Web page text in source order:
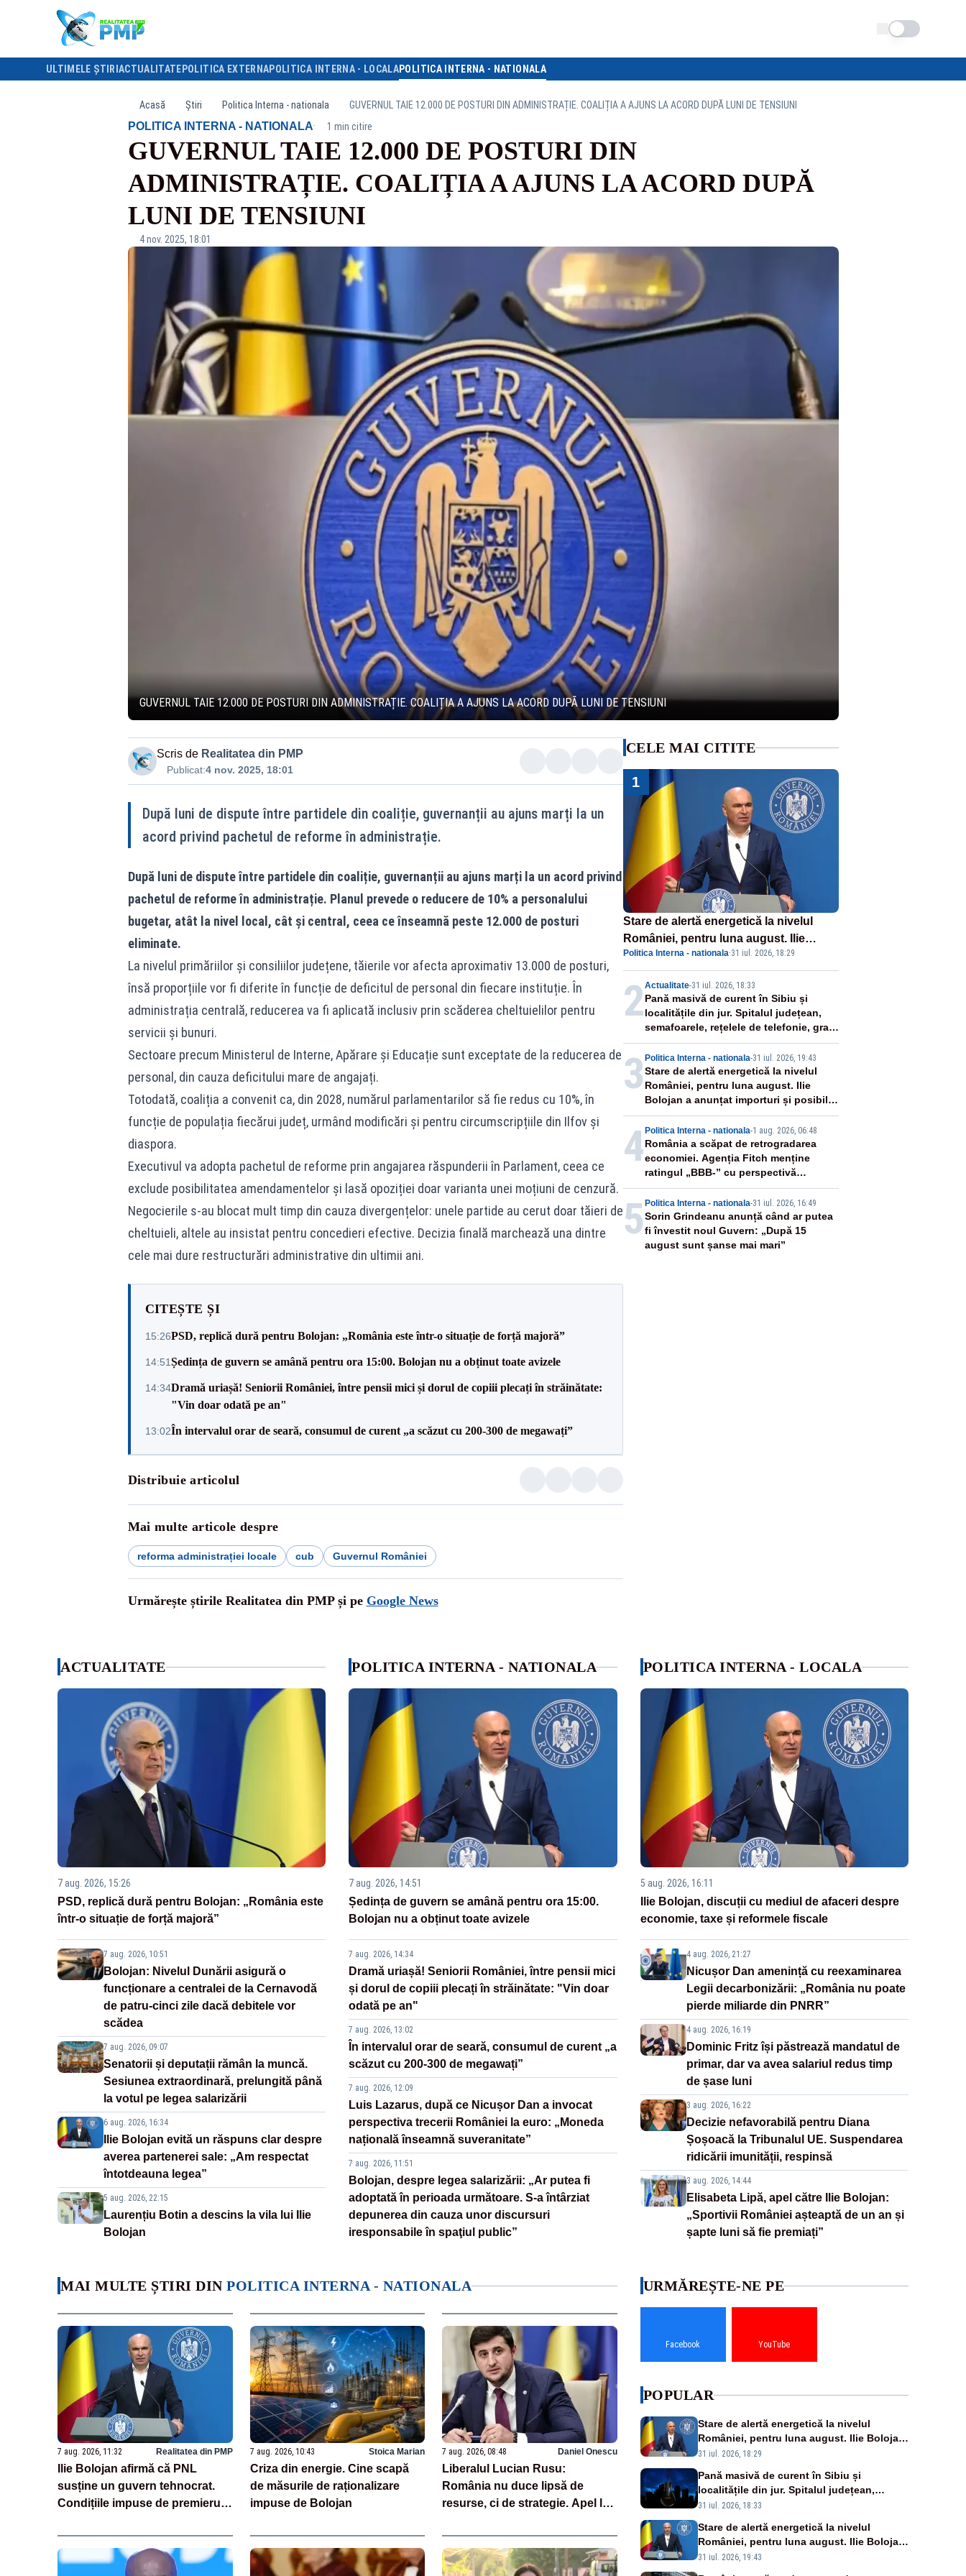
Schimba tema
ULTIMELE ȘTIRI ACTUALITATE POLITICA EXTERNAPOLITICA INTERNA - LOCALAPOLITICA INTERNA - NATIONALA
Acasă Știri Politica Interna - nationala GUVERNUL TAIE 12.000 DE POSTURI DIN ADMINISTRAȚIE. COALIȚIA A AJUNS LA ACORD DUPĂ LUNI DE TENSIUNI
POLITICA INTERNA - NATIONALA· 1 min citire
GUVERNUL TAIE 12.000 DE POSTURI DIN
ADMINISTRAȚIE. COALIȚIA A AJUNS LA ACORD DUPĂ
LUNI DE TENSIUNI
4 nov. 2025, 18:01
GUVERNUL TAIE 12.000 DE POSTURI DIN ADMINISTRAȚIE. COALIȚIA A AJUNS LA ACORD DUPĂ LUNI DE TENSIUNI
Scris de Realitatea din PMP
Publicat:4 nov. 2025, 18:01
După luni de dispute între partidele din coaliție, guvernanții au ajuns marți la un
acord privind pachetul de reforme în administrație.
După luni de dispute între partidele din coaliție, guvernanții au ajuns marți la un acord privind
pachetul de reforme în administrație. Planul prevede o reducere de 10% a personalului
bugetar, atât la nivel local, cât și central, ceea ce înseamnă peste 12.000 de posturi
eliminate.
La nivelul primăriilor și consiliilor județene, tăierile vor afecta aproximativ 13.000 de posturi,
însă proporțiile vor fi diferite în funcție de deficitul de personal din fiecare instituție. În
administrația centrală, reducerea va fi aplicată inclusiv prin scăderea cheltuielilor pentru
servicii și bunuri.
Sectoare precum Ministerul de Interne, Apărare și Educație sunt exceptate de la reducerea de
personal, din cauza deficitului mare de angajați.
Totodată, coaliția a convenit ca, din 2028, numărul parlamentarilor să fie redus cu 10%, în
funcție de populația fiecărui județ, urmând modificări și pentru circumscripțiile din Ilfov și
diaspora.
Executivul va adopta pachetul de reforme prin angajarea răspunderii în Parlament, ceea ce
exclude posibilitatea amendamentelor și lasă opoziției doar varianta unei moțiuni de cenzură.
Negocierile s-au blocat mult timp din cauza divergențelor: unele partide au cerut doar tăieri de
cheltuieli, altele au insistat pentru concedieri efective. Decizia finală marchează una dintre
cele mai dure restructurări administrative din ultimii ani.
CITEȘTE ȘI
15:26PSD, replică dură pentru Bolojan: „România este într-o situație de forță majoră”
14:51Ședința de guvern se amână pentru ora 15:00. Bolojan nu a obținut toate avizele
14:34Dramă uriașă! Seniorii României, între pensii mici și dorul de copiii plecați în străinătate:
"Vin doar odată pe an"
13:02În intervalul orar de seară, consumul de curent „a scăzut cu 200-300 de megawați”
Distribuie articolul
Mai multe articole despre
reforma administrației locale cub Guvernul României
Urmărește știrile Realitatea din PMP și pe Google News
CELE MAI CITITE
1
Stare de alertă energetică la nivelul
României, pentru luna august. Ilie
Bolojan a anunțat importuri și posibile
restricții – VIDEO
Politica Interna - nationala·31 iul. 2026, 18:29
2Actualitate-31 iul. 2026, 18:33
Pană masivă de curent în Sibiu și
localitățile din jur. Spitalul județean,
semafoarele, rețelele de telefonie, grav
afectate
3 Politica Interna - nationala-31 iul. 2026, 19:43
Stare de alertă energetică la nivelul
României, pentru luna august. Ilie
Bolojan a anunțat importuri și posibile
restricții – VIDEO
4 Politica Interna - nationala-1 aug. 2026, 06:48
România a scăpat de retrogradarea
economiei. Agenția Fitch menține
ratingul „BBB-” cu perspectivă
negativă
5 Politica Interna - nationala-31 iul. 2026, 16:49
Sorin Grindeanu anunță când ar putea
fi învestit noul Guvern: „După 15
august sunt șanse mai mari”
ACTUALITATE
7 aug. 2026, 15:26
PSD, replică dură pentru Bolojan: „România este
într-o situație de forță majoră”
7 aug. 2026, 10:51
Bolojan: Nivelul Dunării asigură o
funcționare a centralei de la Cernavodă
de patru-cinci zile dacă debitele vor
scădea
7 aug. 2026, 09:07
Senatorii și deputații rămân la muncă.
Sesiunea extraordinară, prelungită până
la votul pe legea salarizării
6 aug. 2026, 16:34
Ilie Bolojan evită un răspuns clar despre
averea partenerei sale: „Am respectat
întotdeauna legea”
5 aug. 2026, 22:15
Laurențiu Botin a descins la vila lui Ilie
Bolojan
POLITICA INTERNA - NATIONALA
7 aug. 2026, 14:51
Ședința de guvern se amână pentru ora 15:00.
Bolojan nu a obținut toate avizele
7 aug. 2026, 14:34
Dramă uriașă! Seniorii României, între pensii mici
și dorul de copiii plecați în străinătate: "Vin doar
odată pe an"
7 aug. 2026, 13:02
În intervalul orar de seară, consumul de curent „a
scăzut cu 200-300 de megawați”
7 aug. 2026, 12:09
Luis Lazarus, după ce Nicușor Dan a invocat
perspectiva trecerii României la euro: „Moneda
națională înseamnă suveranitate”
7 aug. 2026, 11:51
Bolojan, despre legea salarizării: „Ar putea fi
adoptată în perioada următoare. S-a întârziat
depunerea din cauza unor discursuri
iresponsabile în spaţiul public”
POLITICA INTERNA - LOCALA
5 aug. 2026, 16:11
Ilie Bolojan, discuții cu mediul de afaceri despre
economie, taxe și reformele fiscale
4 aug. 2026, 21:27
Nicușor Dan amenință cu reexaminarea
Legii decarbonizării: „România nu poate
pierde miliarde din PNRR”
4 aug. 2026, 16:19
Dominic Fritz își păstrează mandatul de
primar, dar va avea salariul redus timp
de șase luni
3 aug. 2026, 16:22
Decizie nefavorabilă pentru Diana
Șoșoacă la Tribunalul UE. Suspendarea
ridicării imunității, respinsă
3 aug. 2026, 14:44
Elisabeta Lipă, apel către Ilie Bolojan:
„Sportivii României așteaptă de un an și
șapte luni să fie premiați”
MAI MULTE ȘTIRI DIN POLITICA INTERNA - NATIONALA
7 aug. 2026, 11:32 Realitatea din PMP
Ilie Bolojan afirmă că PNL
susține un guvern tehnocrat.
Condițiile impuse de premierul
7 aug. 2026, 10:43 Stoica Marian
Criza din energie. Cine scapă
de măsurile de raționalizare
impuse de Bolojan
7 aug. 2026, 08:48 Daniel Onescu
Liberalul Lucian Rusu:
România nu duce lipsă de
resurse, ci de strategie. Apel la
termen lung
URMĂREȘTE-NE PE
Facebook YouTube
POPULAR
Stare de alertă energetică la nivelul
României, pentru luna august. Ilie Bolojan
a anunțat importuri și posibile restricții –
31 iul. 2026, 18:29
Pană masivă de curent în Sibiu și
localitățile din jur. Spitalul județean,
semafoarele, rețelele de telefonie, grav
31 iul. 2026, 18:33
Stare de alertă energetică la nivelul
României, pentru luna august. Ilie Bolojan
a anunțat importuri și posibile restricții –
31 iul. 2026, 19:43